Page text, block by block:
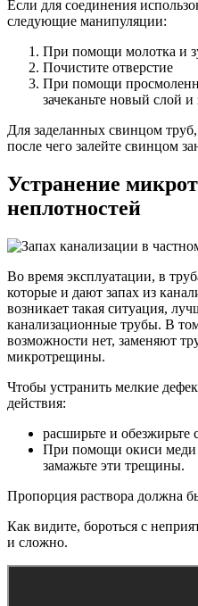
Если для соединения
следующие манипуляции:
При помощи молотка и
Почистите отверстие
При помощи
зачеканьте новый слой и
Для заделанных свинцом труб,
после чего залейте свинцом
Устранение
неплотностей
Во время эксплуатации, в
которые и дают запах из
возникает такая ситуация,
канализационные трубы. В том
возможности нет, заменяют
микротрещины.
Чтобы устранить мелкие
действия:
расширьте и
При помощи окиси
замажьте эти трещины.
Пропорция раствора должна
Как видите, бороться с
и сложно.